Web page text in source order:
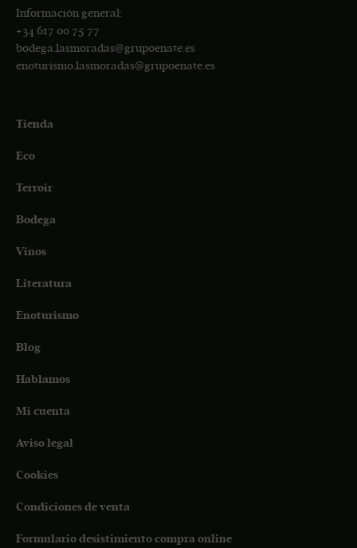
Información general:
+34 617 00 75 77
bodega.lasmoradas@grupoenate.es
enoturismo.lasmoradas@grupoenate.es
Tienda
Eco
Terroir
Bodega
Vinos
Literatura
Enoturismo
Blog
Hablamos
Mi cuenta
Aviso legal
Cookies
Condiciones de venta
Formulario desistimiento compra online